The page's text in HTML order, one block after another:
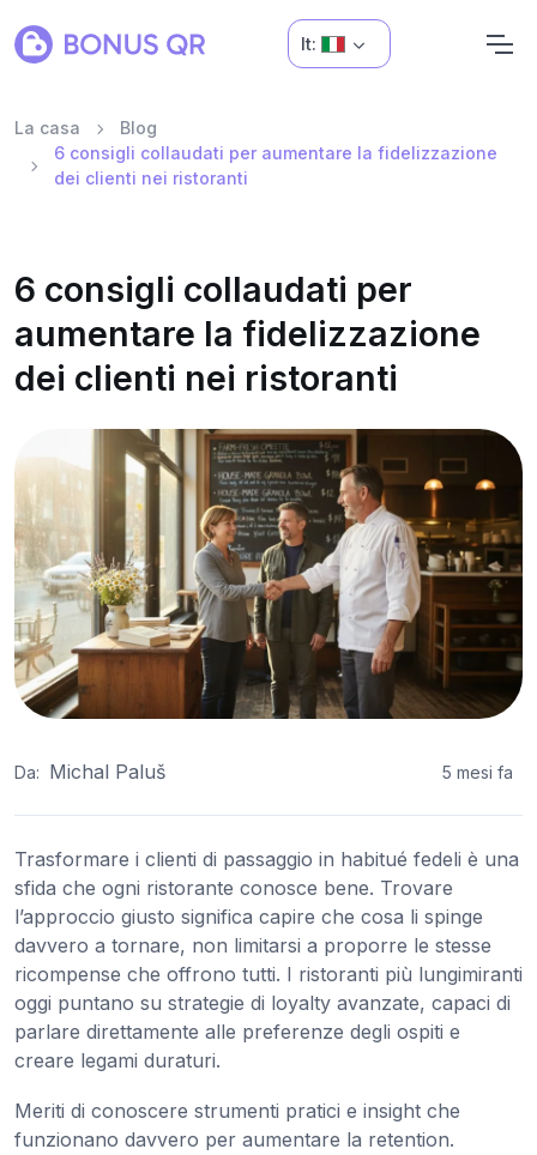
It:
La casa
Blog
6 consigli collaudati per aumentare la fidelizzazione
dei clienti nei ristoranti
6 consigli collaudati per
aumentare la fidelizzazione
dei clienti nei ristoranti
Da: Michal Paluš 5 mesi fa
Trasformare i clienti di passaggio in habitué fedeli è una
sfida che ogni ristorante conosce bene. Trovare
l’approccio giusto significa capire che cosa li spinge
davvero a tornare, non limitarsi a proporre le stesse
ricompense che offrono tutti. I ristoranti più lungimiranti
oggi puntano su strategie di loyalty avanzate, capaci di
parlare direttamente alle preferenze degli ospiti e
creare legami duraturi.
Meriti di conoscere strumenti pratici e insight che
funzionano davvero per aumentare la retention.